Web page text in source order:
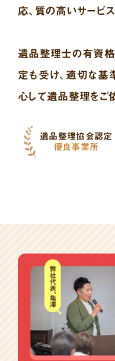
応、質の高いサービ
遺品整理士の有資
定も受け、適切な基
心して遺品整理をご
遺品整理協会認定
優良事業所